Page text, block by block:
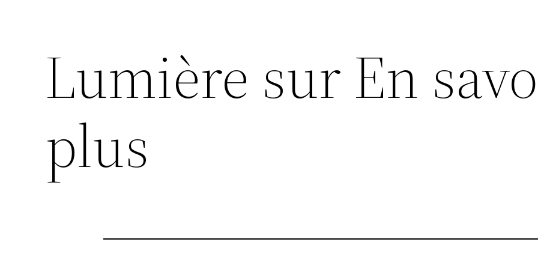
Lumière sur En
plus